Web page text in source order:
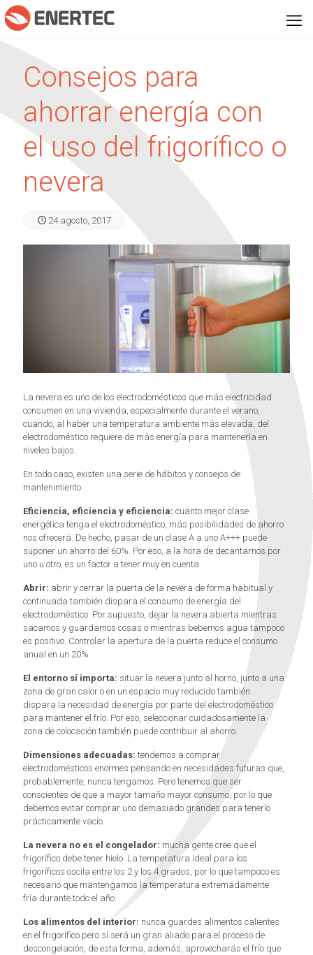
Consejos para
ahorrar energía con
el uso del frigorífico o
nevera
24 agosto, 2017
La nevera es uno de los electrodomésticos que más electricidad
consumen en una vivienda, especialmente durante el verano,
cuando, al haber una temperatura ambiente más elevada, del
electrodoméstico requiere de más energía para mantenerla en
niveles bajos.
En todo caso, existen una serie de hábitos y consejos de
mantenimiento
Eficiencia, eficiencia y eficiencia: cuanto mejor clase
energética tenga el electrodoméstico, más posibilidades de ahorro
nos ofrecerá. De hecho, pasar de un clase A a uno A+++ puede
suponer un ahorro del 60%. Por eso, a la hora de decantarnos por
uno u otro, es un factor a tener muy en cuenta.
Abrir: abrir y cerrar la puerta de la nevera de forma habitual y
continuada también dispara el consumo de energía del
electrodoméstico. Por supuesto, dejar la nevera abierta mientras
sacamos y guardamos cosas o mientras bebemos agua tampoco
es positivo. Controlar la apertura de la puerta reduce el consumo
anual en un 20%.
El entorno sí importa: situar la nevera junto al horno, junto a una
zona de gran calor o en un espacio muy reducido también
dispara la necesidad de energía por parte del electrodoméstico
para mantener el frío. Por eso, seleccionar cuidadosamente la
zona de colocación también puede contribuir al ahorro.
Dimensiones adecuadas: tendemos a comprar
electrodomésticos enormes pensando en necesidades futuras que,
probablemente, nunca tengamos. Pero tenemos que ser
conscientes de que a mayor tamaño mayor consumo, por lo que
debemos evitar comprar uno demasiado grandes para tenerlo
prácticamente vacío.
La nevera no es el congelador: mucha gente cree que el
frigorífico debe tener hielo. La temperatura ideal para los
frigoríficos oscila entre los 2 y los 4 grados, por lo que tampoco es
necesario que mantengamos la temperatura extremadamente
fría durante todo el año.
Los alimentos del interior: nunca guardes alimentos calientes
en el frigorífico pero sí será un gran aliado para el proceso de
descongelación, de esta forma, además, aprovecharás el frío que